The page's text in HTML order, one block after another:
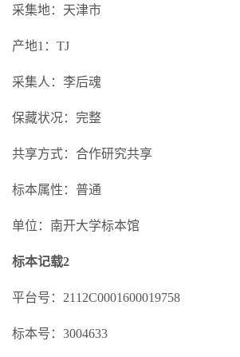
采集地：天津市
产地1：TJ
采集人：李后魂
保藏状况：完整
共享方式：合作研究共享
标本属性：普通
单位：南开大学标本馆
标本记载2
平台号：2112C0001600019758
标本号：3004633